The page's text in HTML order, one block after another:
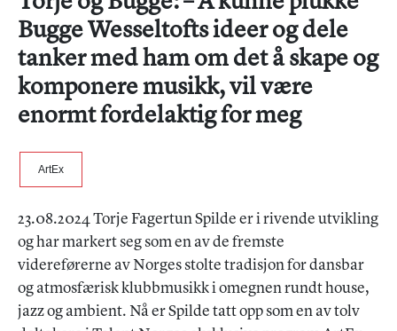
Bugge Wesseltofts ideer og dele
tanker med ham om det å skape og
komponere musikk, vil være
enormt fordelaktig for meg
ArtEx
23.08.2024 Torje Fagertun Spilde er i rivende utvikling
og har markert seg som en av de fremste
videreførerne av Norges stolte tradisjon for dansbar
og atmosfærisk klubbmusikk i omegnen rundt house,
jazz og ambient. Nå er Spilde tatt opp som en av tolv